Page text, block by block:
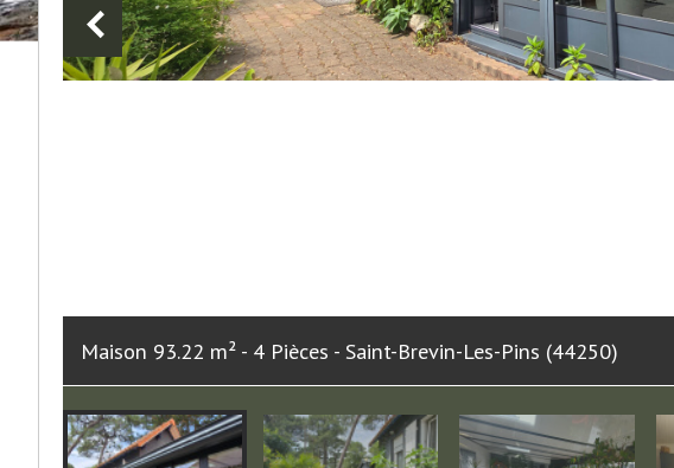
Maison 93.22 m² - 4 Pièces - Saint-Brevin-Les-Pins (44250)